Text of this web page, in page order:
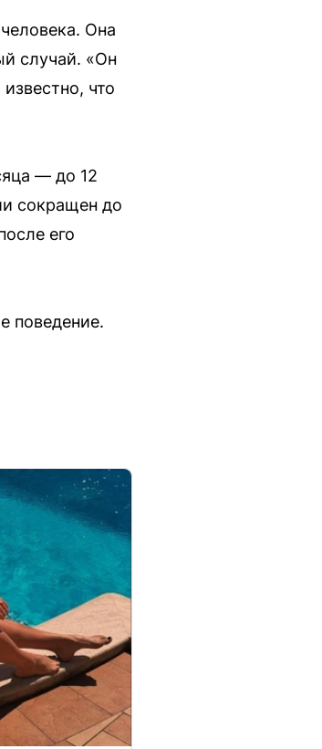
Она
случай. «Он
что
— до 12
сокращен до
его
поведение.